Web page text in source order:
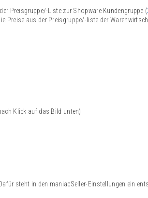
Preisgruppe/-Liste zur Shopware Kundengruppe (
Preise aus der Preisgruppe/-liste der
Klick auf das Bild unten)
steht in den maniacSeller-Einstellungen ein